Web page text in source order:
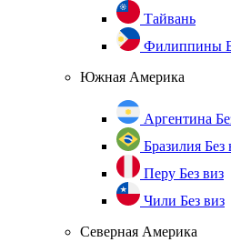
Тайвань
Филиппины
Южная Америка
Аргентина
Бразилия Без
Перу Без виз
Чили Без виз
Северная Америка